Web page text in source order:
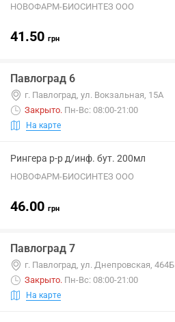
НОВОФАРМ-БИОСИНТЕЗ ООО
41.50 грн
Павлоград 6
г. Павлоград, ул. Вокзальная, 15А
Закрыто. Пн-Вс: 08:00-21:00
На карте
Рингера р-р д/инф. бут. 200мл
НОВОФАРМ-БИОСИНТЕЗ ООО
46.00 грн
Павлоград 7
г. Павлоград, ул. Днепровская, 464Б
Закрыто. Пн-Вс: 08:00-21:00
На карте